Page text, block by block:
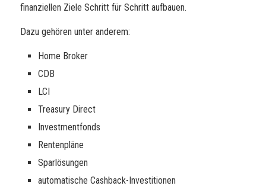
finanziellen Ziele Schritt für Schritt aufbauen.
Dazu gehören unter anderem:
Home Broker
CDB
LCI
Treasury Direct
Investmentfonds
Rentenpläne
Sparlösungen
automatische Cashback-Investitionen